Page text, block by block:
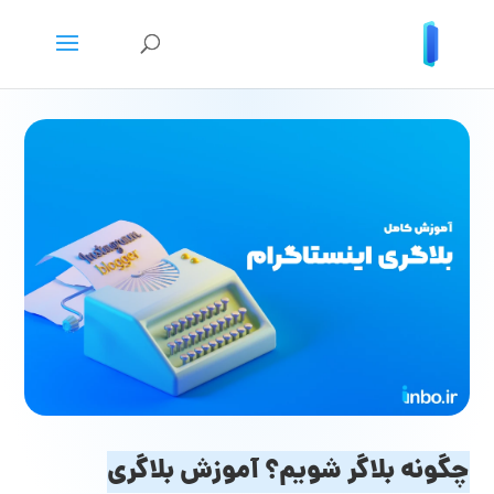
چگونه بلاگر شویم؟ آموزش بلاگری